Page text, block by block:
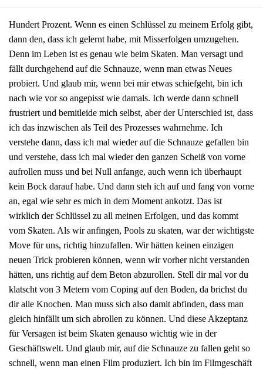
Hundert Prozent. Wenn es einen Schlüssel zu meinem Erfolg gibt,
dann den, dass ich gelernt habe, mit Misserfolgen umzugehen.
Denn im Leben ist es genau wie beim Skaten. Man versagt und
fällt durchgehend auf die Schnauze, wenn man etwas Neues
probiert. Und glaub mir, wenn bei mir etwas schiefgeht, bin ich
nach wie vor so angepisst wie damals. Ich werde dann schnell
frustriert und bemitleide mich selbst, aber der Unterschied ist, dass
ich das inzwischen als Teil des Prozesses wahrnehme. Ich
verstehe dann, dass ich mal wieder auf die Schnauze gefallen bin
und verstehe, dass ich mal wieder den ganzen Scheiß von vorne
aufrollen muss und bei Null anfange, auch wenn ich überhaupt
kein Bock darauf habe. Und dann steh ich auf und fang von vorne
an, egal wie sehr es mich in dem Moment ankotzt. Das ist
wirklich der Schlüssel zu all meinen Erfolgen, und das kommt
vom Skaten. Als wir anfingen, Pools zu skaten, war der wichtigste
Move für uns, richtig hinzufallen. Wir hätten keinen einzigen
neuen Trick probieren können, wenn wir vorher nicht verstanden
hätten, uns richtig auf dem Beton abzurollen. Stell dir mal vor du
klatscht von 3 Metern vom Coping auf den Boden, da brichst du
dir alle Knochen. Man muss sich also damit abfinden, dass man
gleich hinfällt um sich abrollen zu können. Und diese Akzeptanz
für Versagen ist beim Skaten genauso wichtig wie in der
Geschäftswelt. Und glaub mir, auf die Schnauze zu fallen geht so
schnell, wenn man einen Film produziert. Ich bin im Filmgeschäft